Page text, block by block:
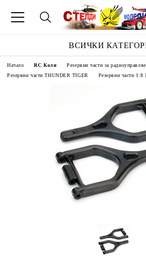
ВСИЧКИ
Начало RC Коли
Резервни части за
Резервни части THUNDER TIGER
Резервни части 1:8